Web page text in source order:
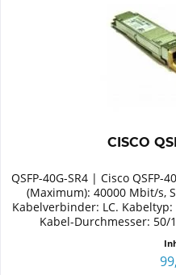
CISCO
QSFP-40G-SR4 | Cisco
(Maximum): 40000 Mbit/s,
Kabelverbinder: LC.
Kabel-Durchmesser: 50/